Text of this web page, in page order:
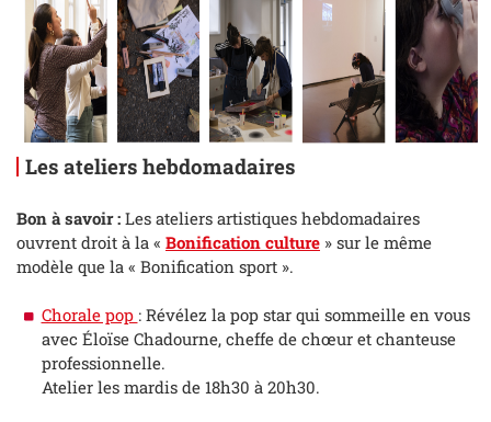
Les ateliers hebdomadaires
Bon à savoir : Les ateliers artistiques hebdomadaires
ouvrent droit à la « Bonification culture » sur le même
modèle que la « Bonification sport ».
Chorale pop : Révélez la pop star qui sommeille en vous
avec Éloïse Chadourne, cheffe de chœur et chanteuse
professionnelle.
Atelier les mardis de 18h30 à 20h30.